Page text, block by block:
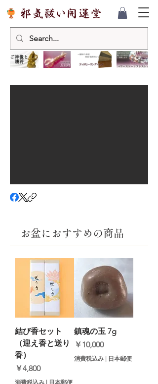
お盆に​おすすめの商品
結び香セット
（迎え香と送り
香）
価格
￥4,800
消費税込み | 日本郵便
鎮魂の玉 7g
価格
￥10,000
消費税込み | 日本郵便